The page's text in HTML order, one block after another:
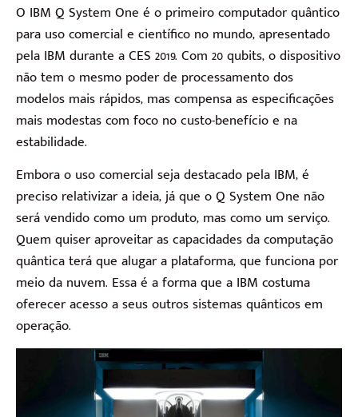
O IBM Q System One é o primeiro computador quântico
para uso comercial e científico no mundo, apresentado
pela IBM durante a CES 2019. Com 20 qubits, o dispositivo
não tem o mesmo poder de processamento dos
modelos mais rápidos, mas compensa as especificações
mais modestas com foco no custo-benefício e na
estabilidade.
Embora o uso comercial seja destacado pela IBM, é
preciso relativizar a ideia, já que o Q System One não
será vendido como um produto, mas como um serviço.
Quem quiser aproveitar as capacidades da computação
quântica terá que alugar a plataforma, que funciona por
meio da nuvem. Essa é a forma que a IBM costuma
oferecer acesso a seus outros sistemas quânticos em
operação.